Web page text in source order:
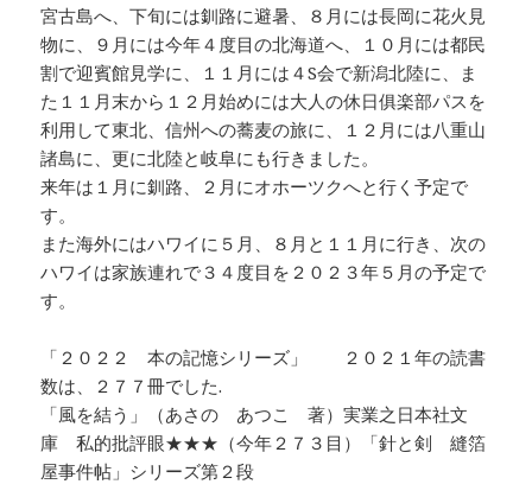
宮古島へ、下旬には釧路に避暑、８月には長岡に花火見
物に、９月には今年４度目の北海道へ、１０月には都民
割で迎賓館見学に、１１月には４S会で新潟北陸に、ま
た１１月末から１２月始めには大人の休日俱楽部パスを
利用して東北、信州への蕎麦の旅に、１２月には八重山
諸島に、更に北陸と岐阜にも行きました。
来年は１月に釧路、２月にオホーツクへと行く予定で
す。
また海外にはハワイに５月、８月と１１月に行き、次の
ハワイは家族連れで３４度目を２０２３年５月の予定で
す。
「２０２２ 本の記憶シリーズ」 ２０２１年の読書
数は、２７７冊でした.
「風を結う」（あさの あつこ 著）実業之日本社文
庫 私的批評眼★★★（今年２７３目）「針と剣 縫箔
屋事件帖」シリーズ第２段